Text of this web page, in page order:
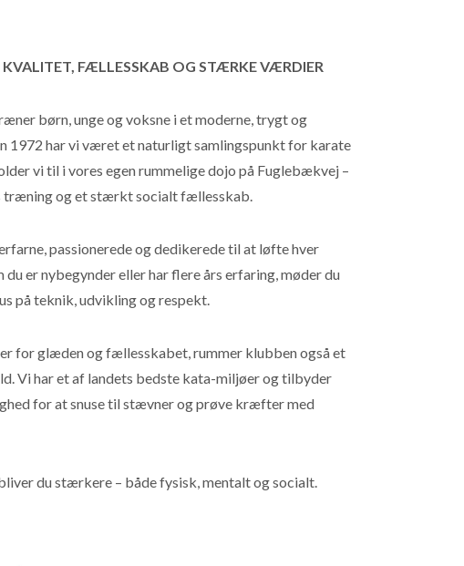
KVALITET, FÆLLESSKAB OG STÆRKE VÆRDIER
børn, unge og voksne i et moderne, trygt og
1972 har vi været et naturligt samlingspunkt for karate
vi til i vores egen rummelige dojo på Fuglebækvej –
træning og et stærkt socialt fællesskab.
passionerede og dedikerede til at løfte hver
du er nybegynder eller har flere års erfaring, møder du
på teknik, udvikling og respekt.
for glæden og fællesskabet, rummer klubben også et
Vi har et af landets bedste kata-miljøer og tilbyder
for at snuse til stævner og prøve kræfter med
du stærkere – både fysisk, mentalt og socialt.